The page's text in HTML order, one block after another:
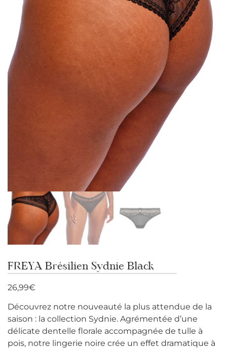
FREYA Brésilien Sydnie Black
26,99€
Découvrez notre nouveauté la plus attendue de la
saison : la collection Sydnie. Agrémentée d’une
délicate dentelle florale accompagnée de tulle à
pois, notre lingerie noire crée un effet dramatique à